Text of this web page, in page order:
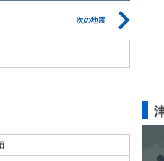
次の地震